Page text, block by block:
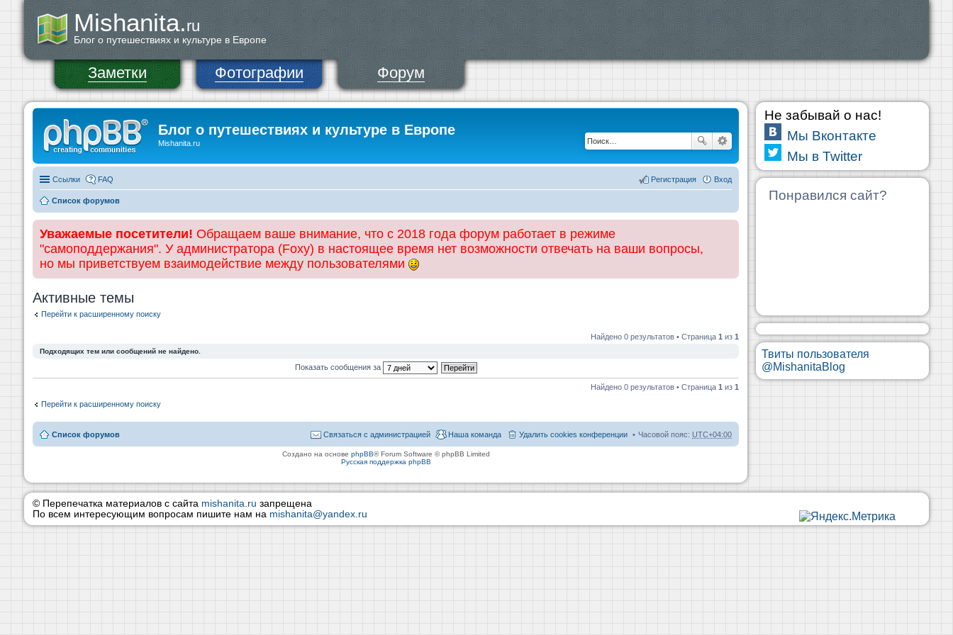
Mishanita.ru
Блог о путешествиях и культуре в Европе
Заметки Фотографии Форум
Блог о путешествиях и культуре в Европе
Mishanita.ru
Ссылки FAQ Вход
Регистрация
Список форумов
Уважаемые посетители! Обращаем ваше внимание, что с 2018 года форум работает в режиме
"самоподдержания". У администратора (Foxy) в настоящее время нет возможности отвечать на ваши вопросы,
но мы приветствуем взаимодействие между пользователями
Активные темы
Перейти к расширенному поиску
Найдено 0 результатов • Страница 1 из 1
Подходящих тем или сообщений не найдено.
Показать сообщения за
Найдено 0 результатов • Страница 1 из 1
Перейти к расширенному поиску
Список форумов Часовой пояс: UTC+04:00
Удалить cookies конференции
Наша команда
Связаться с администрацией
Создано на основе phpBB® Forum Software © phpBB Limited
Русская поддержка phpBB
Не забывай о нас!
Мы Вконтакте
Мы в Twitter
Понравился сайт?
Твиты пользователя
@MishanitaBlog
© Перепечатка материалов с сайта mishanita.ru запрещена
По всем интересующим вопросам пишите нам на mishanita@yandex.ru